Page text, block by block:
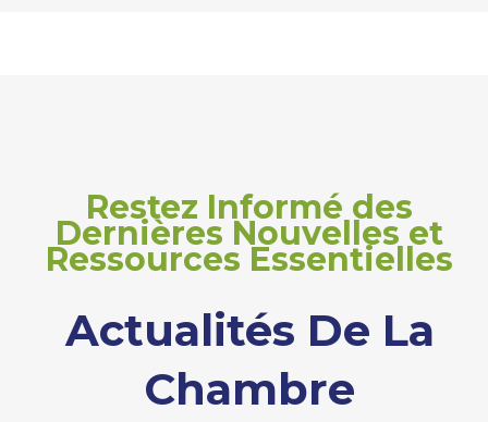
Restez Informé des
Dernières Nouvelles et
Ressources Essentielles
Actualités De La
Chambre